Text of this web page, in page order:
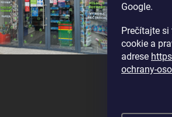
Google.
Prečítajte
cookie a
adrese
ochrany-